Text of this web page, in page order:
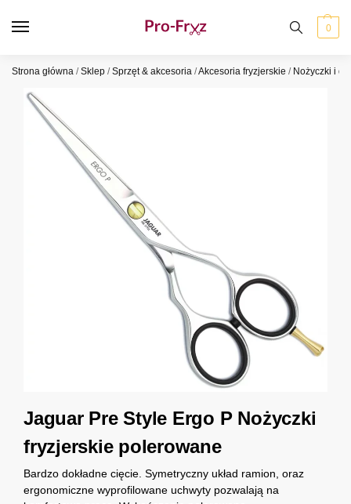
0
Strona główna /Sklep /Sprzęt & akcesoria /Akcesoria fryzjerskie / Nożyczki i
Jaguar Pre Style Ergo P Nożyczki
fryzjerskie polerowane
Bardzo dokładne cięcie. Symetryczny układ ramion, oraz
ergonomiczne wyprofilowane uchwyty pozwalają na